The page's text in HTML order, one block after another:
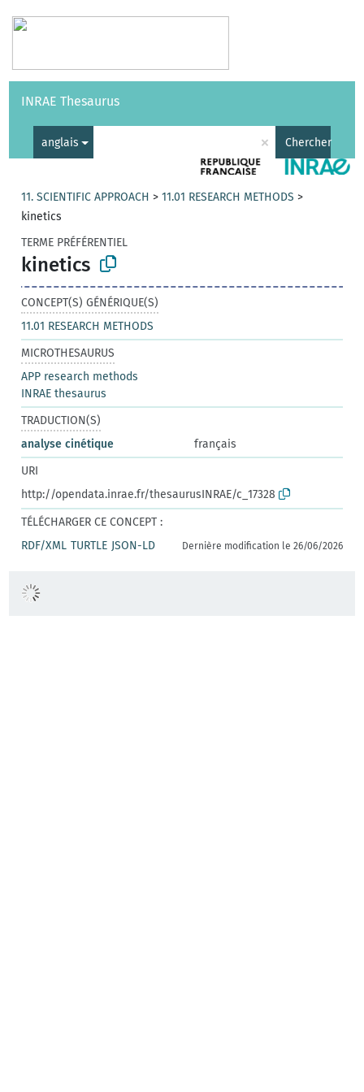
Vocabulaires API
INRAE Thesaurus
anglais × Chercher
11. SCIENTIFIC APPROACH >11.01 RESEARCH METHODS >
kinetics
TERME PRÉFÉRENTIEL
kinetics
CONCEPT(S) GÉNÉRIQUE(S)
11.01 RESEARCH METHODS
MICROTHESAURUS
APP research methods
INRAE thesaurus
TRADUCTION(S)
analyse cinétique
français
URI
http://opendata.inrae.fr/thesaurusINRAE/c_17328
TÉLÉCHARGER CE CONCEPT :
RDF/XML TURTLE JSON-LD Dernière modification le 26/06/2026